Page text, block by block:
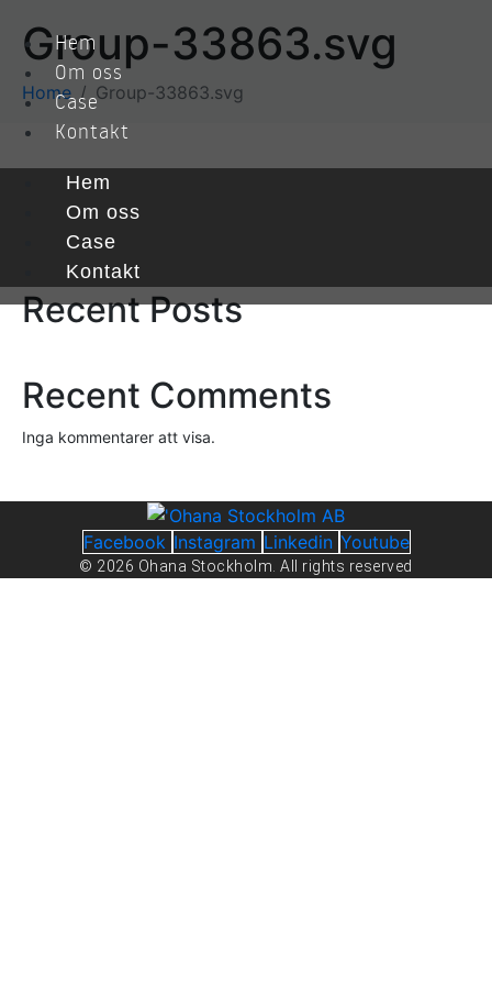
Hem
Om oss
Case
Kontakt
Hem
Om oss
Case
Kontakt
Group-33863.svg
Home Group-33863.svg
Recent Posts
Recent Comments
Inga kommentarer att visa.
Facebook Instagram Linkedin Youtube
© 2026 Ohana Stockholm. All rights reserved